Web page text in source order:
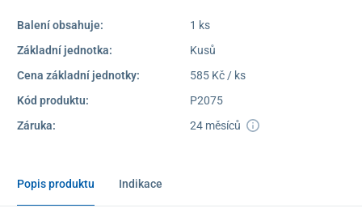
Balení obsahuje:
1 ks
Základní jednotka:
Kusů
Cena základní jednotky:
585 Kč / ks
Kód produktu:
P2075
Záruka:
24 měsíců
Popis produktu Indikace